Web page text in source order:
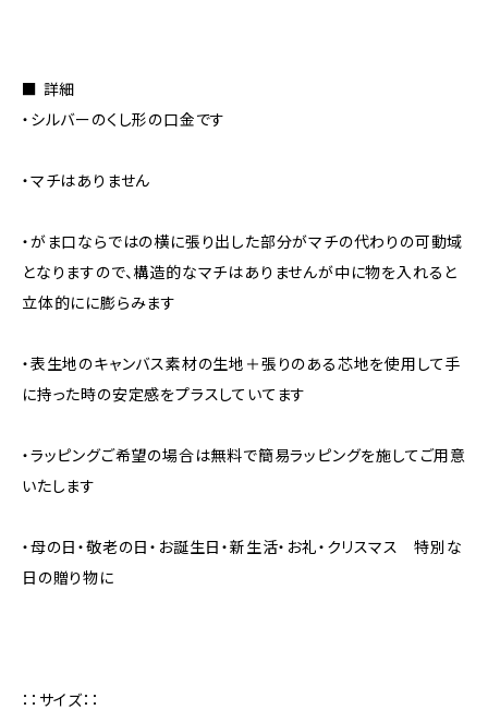
■ 詳細
・シルバーのくし形の口金です
・マチはありません
・がま口ならではの横に張り出した部分がマチの代わりの可動域
となりますので、構造的なマチはありませんが中に物を入れると
立体的にに膨らみます
・表生地のキャンバス素材の生地＋張りのある芯地を使用して手
に持った時の安定感をプラスしていてます
・ラッピングご希望の場合は無料で簡易ラッピングを施してご用意
いたします
・母の日・敬老の日・お誕生日・新生活・お礼・クリスマス 特別な
日の贈り物に
：：サイズ：：